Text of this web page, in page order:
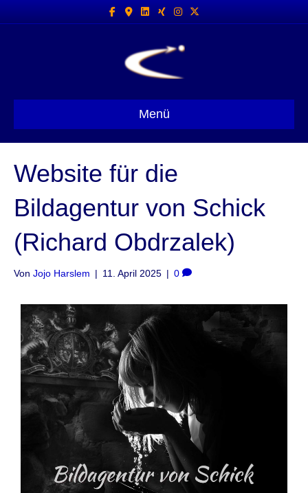
FacebookGoogle-maps
Linkedin
Xing InstagramX-twitter
Menü
Website für die
Bildagentur von Schick
(Richard Obdrzalek)
Von Jojo Harslem | 11. April 2025 | 0